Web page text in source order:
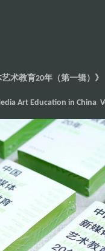
术教育20年（第一辑）》
Art Education in China